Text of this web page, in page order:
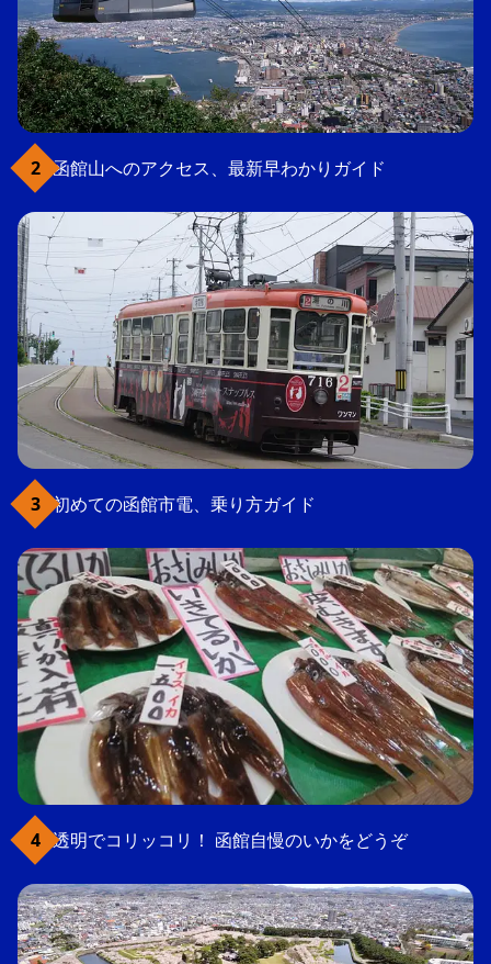
函館山へのアクセス、最新早わかりガイド
初めての函館市電、乗り方ガイド
透明でコリッコリ！ 函館自慢のいかをどうぞ